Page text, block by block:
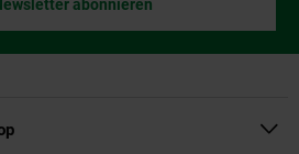
abonnieren